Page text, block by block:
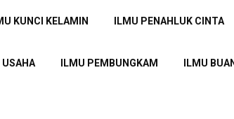
KUNCI KELAMIN ILMU PENAHLUK CINTA
USAHA ILMU PEMBUNGKAM ILMU